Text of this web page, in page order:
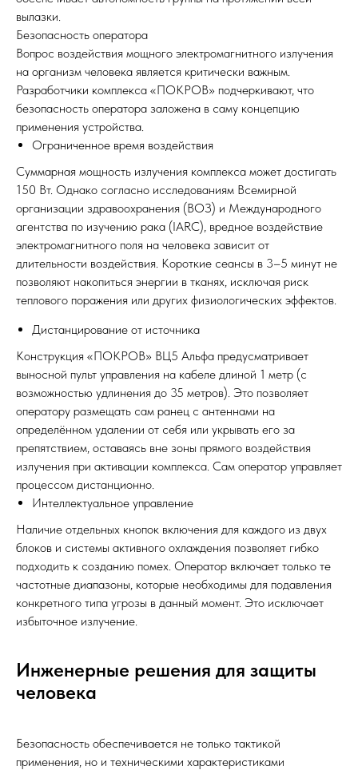
вылазки.
Безопасность оператора
Вопрос воздействия мощного электромагнитного излучения
на организм человека является критически важным.
Разработчики комплекса «ПОКРОВ» подчеркивают, что
безопасность оператора заложена в саму концепцию
применения устройства.
Ограниченное время воздействия
Суммарная мощность излучения комплекса может достигать
150 Вт. Однако согласно исследованиям Всемирной
организации здравоохранения (ВОЗ) и Международного
агентства по изучению рака (IARC), вредное воздействие
электромагнитного поля на человека зависит от
длительности воздействия. Короткие сеансы в 3–5 минут не
позволяют накопиться энергии в тканях, исключая риск
теплового поражения или других физиологических эффектов.
Дистанцирование от источника
Конструкция «ПОКРОВ» ВЦ5 Альфа предусматривает
выносной пульт управления на кабеле длиной 1 метр (с
возможностью удлинения до 35 метров). Это позволяет
оператору размещать сам ранец с антеннами на
определённом удалении от себя или укрывать его за
препятствием, оставаясь вне зоны прямого воздействия
излучения при активации комплекса. Сам оператор управляет
процессом дистанционно.
Интеллектуальное управление
Наличие отдельных кнопок включения для каждого из двух
блоков и системы активного охлаждения позволяет гибко
подходить к созданию помех. Оператор включает только те
частотные диапазоны, которые необходимы для подавления
конкретного типа угрозы в данный момент. Это исключает
избыточное излучение.
Инженерные решения для защиты
человека
Безопасность обеспечивается не только тактикой
применения, но и техническими характеристиками